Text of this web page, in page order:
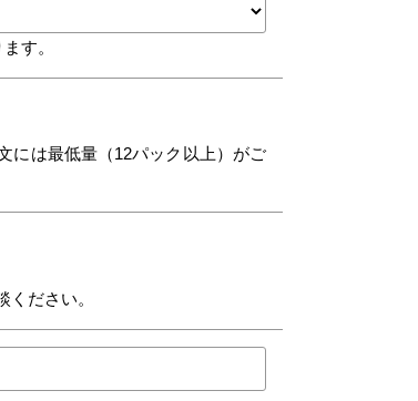
す。
には最低量（12パック以上）がご
ださい。